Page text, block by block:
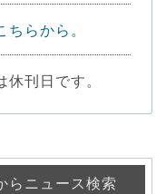
らから。
刊日です。
らニュース検索